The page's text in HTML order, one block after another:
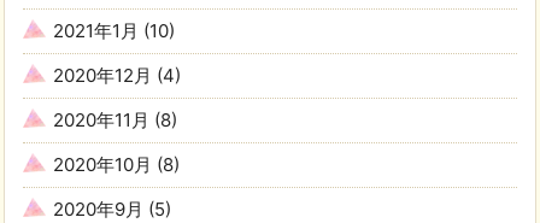
2021年1月 (10)
2020年12月 (4)
2020年11月 (8)
2020年10月 (8)
2020年9月 (5)